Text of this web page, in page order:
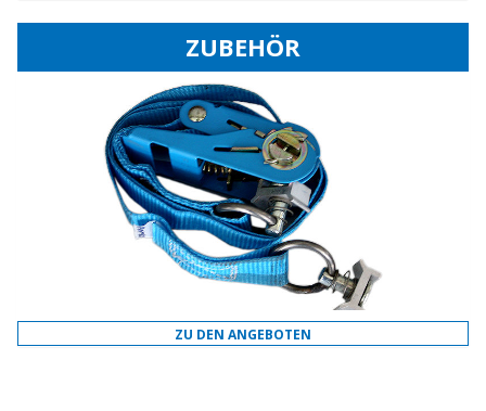
ZUBEHÖR
ZU DEN ANGEBOTEN